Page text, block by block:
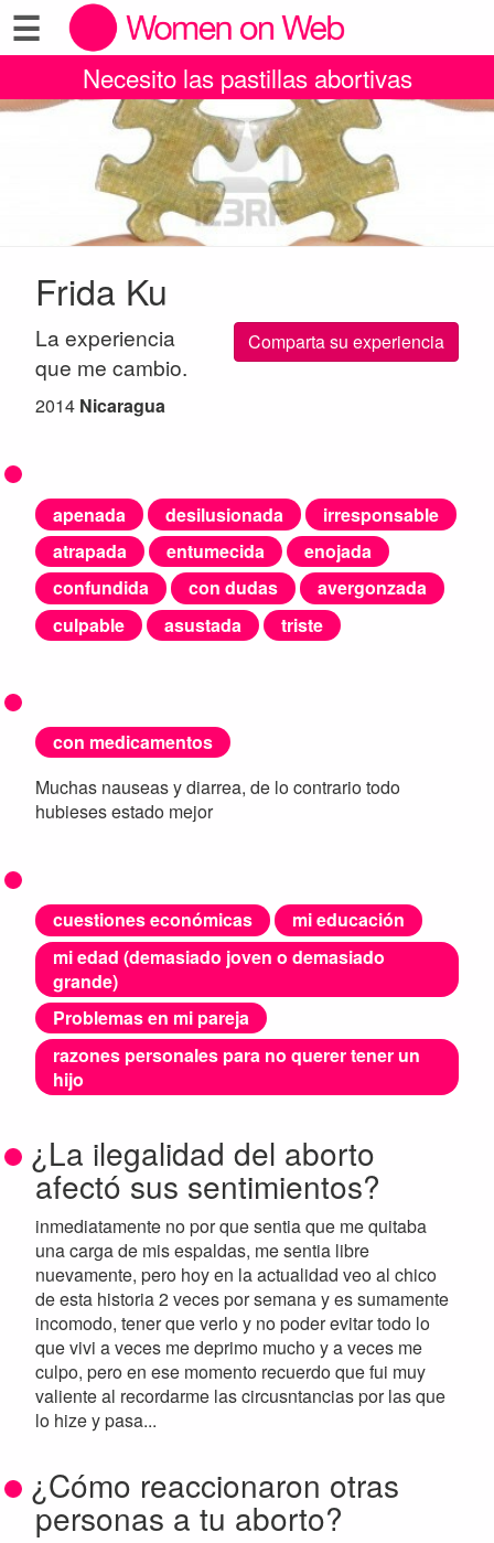
☰
Necesito las pastillas abortivas
Frida Ku
Comparta su experiencia
La experiencia
que me cambio.
2014 Nicaragua
apenada desilusionada
irresponsable
atrapada
entumecida
enojada
confundida
con dudas
avergonzada
culpable
asustada triste
con medicamentos
Muchas nauseas y diarrea, de lo contrario todo
hubieses estado mejor
cuestiones económicas
mi educación
mi edad (demasiado joven o demasiado
grande)
Problemas en mi pareja
razones personales para no querer tener un
hijo
¿La ilegalidad del aborto
afectó sus sentimientos?
inmediatamente no por que sentia que me quitaba
una carga de mis espaldas, me sentia libre
nuevamente, pero hoy en la actualidad veo al chico
de esta historia 2 veces por semana y es sumamente
incomodo, tener que verlo y no poder evitar todo lo
que vivi a veces me deprimo mucho y a veces me
culpo, pero en ese momento recuerdo que fui muy
valiente al recordarme las circusntancias por las que
lo hize y pasa...
¿Cómo reaccionaron otras
personas a tu aborto?